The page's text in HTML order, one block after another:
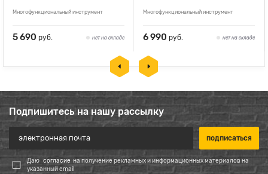
Многофункциональный инструмент
5 690 руб. нет на складе
Многофункциональный инструмент
6 990 руб. нет на складе
Подпишитесь на нашу рассылку
Даю согласие на получение рекламных и информационных материалов на
указанный email